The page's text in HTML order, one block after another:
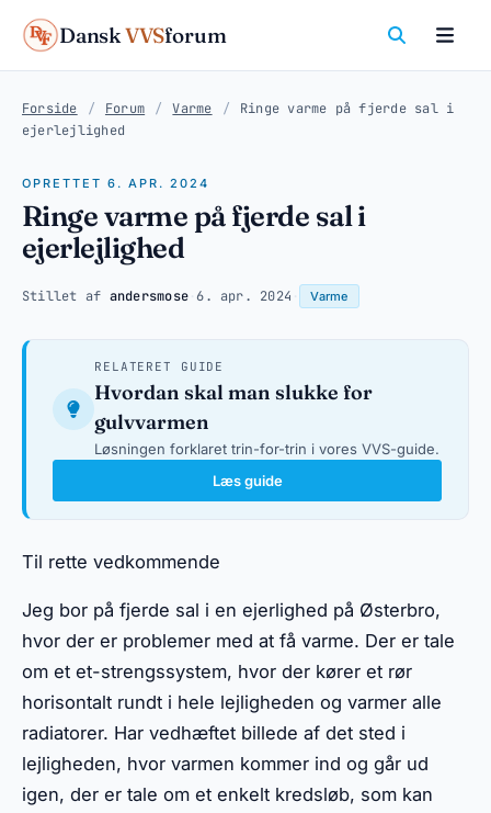
DanskVVSforum
Forside / Forum / Varme /
Ringe varme på fjerde sal i
ejerlejlighed
OPRETTET 6. APR. 2024
Ringe varme på fjerde sal i
ejerlejlighed
Stillet af andersmose ·6. apr. 2024 Varme
RELATERET GUIDE
Hvordan skal man slukke for
gulvvarmen
Løsningen forklaret trin-for-trin i vores VVS-guide.
Læs guide
Til rette vedkommende
Jeg bor på fjerde sal i en ejerlighed på Østerbro,
hvor der er problemer med at få varme. Der er tale
om et et-strengssystem, hvor der kører et rør
horisontalt rundt i hele lejligheden og varmer alle
radiatorer. Har vedhæftet billede af det sted i
lejligheden, hvor varmen kommer ind og går ud
igen, der er tale om et enkelt kredsløb, som kan